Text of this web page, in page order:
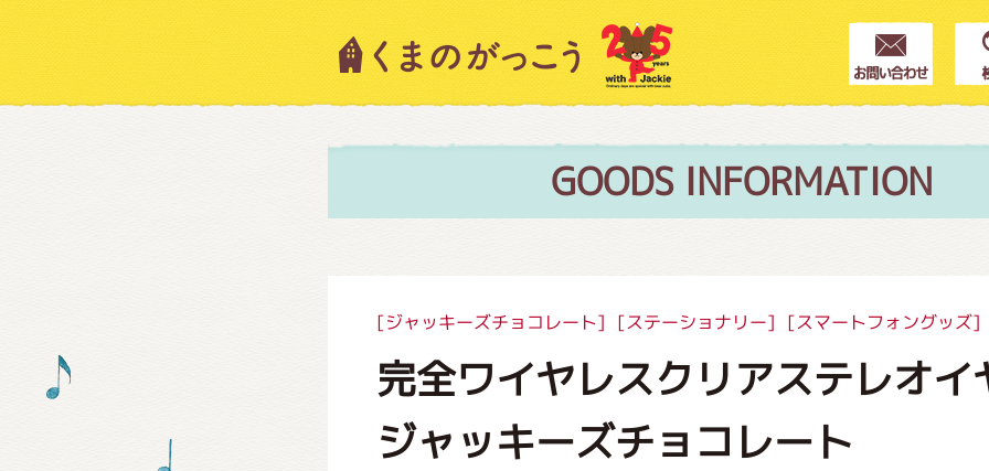
GOODS INFORMATION
[ジャッキーズチョコレート] [ステーショナリー] [スマートフォングッズ]
完全ワイヤレスクリアステレオイ
ジャッキーズチョコレート
キャラクター紹介
絵本・作家紹介